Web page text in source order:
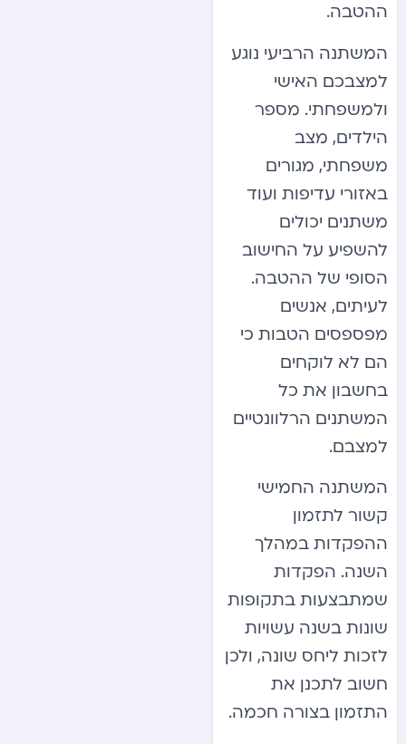
ההטבה.
המשתנה הרביעי נוגע
למצבכם האישי
ולמשפחתי. מספר
הילדים, מצב
משפחתי, מגורים
באזורי עדיפות ועוד
משתנים יכולים
להשפיע על החישוב
הסופי של ההטבה.
לעיתים, אנשים
מפספסים הטבות כי
הם לא לוקחים
בחשבון את כל
המשתנים הרלוונטיים
למצבם.
המשתנה החמישי
קשור לתזמון
ההפקדות במהלך
השנה. הפקדות
שמתבצעות בתקופות
שונות בשנה עשויות
לזכות ליחס שונה, ולכן
חשוב לתכנן את
התזמון בצורה חכמה.